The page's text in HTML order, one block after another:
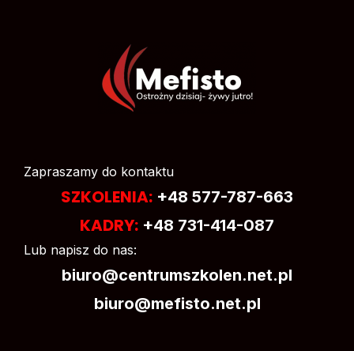
Zapraszamy do kontaktu
SZKOLENIA: +48 577-787-663
KADRY: +48 731-414-087
Lub napisz do nas:
biuro@centrumszkolen.net.pl
biuro@mefisto.net.pl